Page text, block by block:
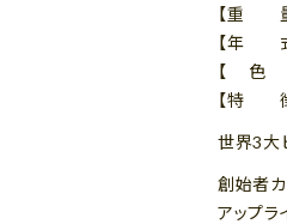
【重
【年
【 色
【特 徴
世界3大
創始者カ
アップラ